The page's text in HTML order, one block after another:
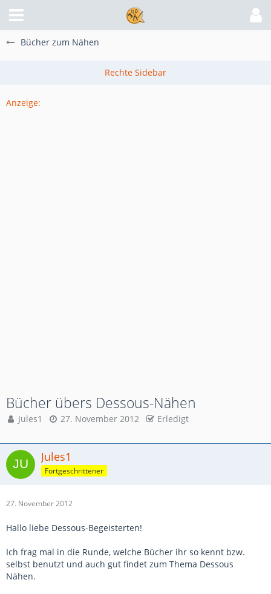
Bücher zum Nähen
Anzeige:
Bücher übers Dessous-Nähen
Jules1 27. November 2012 Erledigt
Jules1
Fortgeschrittener
27. November 2012
Hallo liebe Dessous-Begeisterten!
Ich frag mal in die Runde, welche Bücher ihr so kennt bzw.
selbst benutzt und auch gut findet zum Thema Dessous
Nähen.